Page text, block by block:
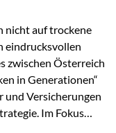
nicht auf trockene
eindrucksvollen
zwischen Österreich
und Versicherungen
Im Fokus